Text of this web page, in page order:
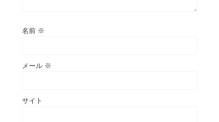
名前 ※
メール ※
サイト